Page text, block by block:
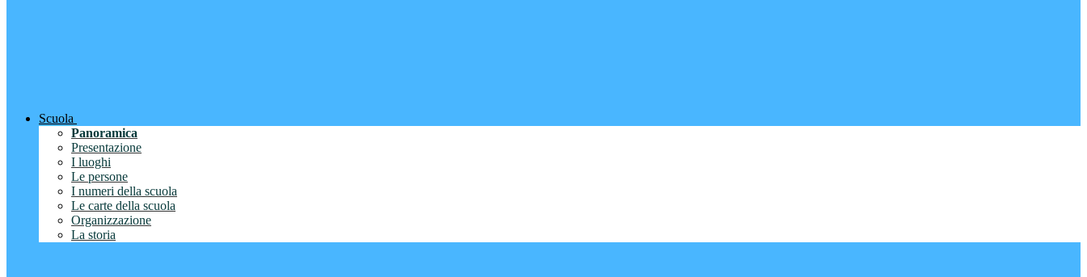
Scuola
Panoramica
Presentazione
I luoghi
Le persone
I numeri della scuola
Le carte della scuola
Organizzazione
La storia